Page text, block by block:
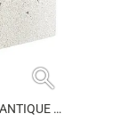
search
КАШПО GRIGIO CUBE ANTIQUE WHITE